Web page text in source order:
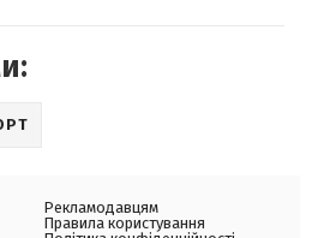
Рекламодавцям
Правила користування